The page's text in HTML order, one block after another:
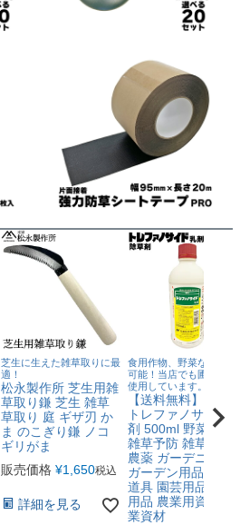
芝生に生えた雑草取りに最
適！
松永製作所 芝生用雑
草取り鎌 芝生 雑草
草取り 庭 ギザ刃 か
ま のこぎり鎌 ノコ
ギリがま
販売価格 ¥1,650税込
詳細を見る
食用作物、野菜などに使
可能！当店でも圃場周り
使用しています。
【送料無料】除草
トレファノサイド
剤 500ml 野菜 栽培
雑草予防 雑草対策
農薬 ガーデニング
ガーデン用品 農作
道具 園芸用品 農業
用品 農業用資材 農
業資材